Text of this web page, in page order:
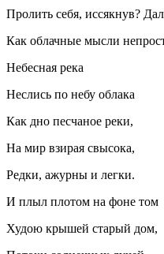
Пролить себя, иссякнув?
Как облачные мысли
Небесная река
Неслись по небу облака
Как дно песчаное реки,
На мир взирая свысока,
Редки, ажурны и легки.
И плыл плотом на фоне том
Худою крышей старый дом,